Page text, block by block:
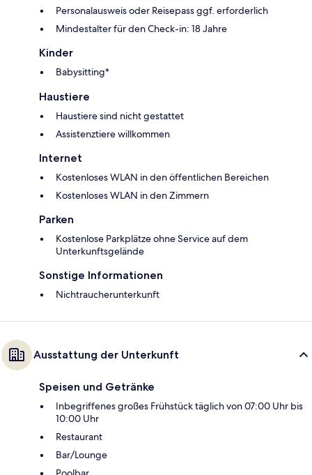
Personalausweis oder Reisepass ggf. erforderlich
Mindestalter für den Check-in: 18 Jahre
Kinder
Babysitting*
Haustiere
Haustiere sind nicht gestattet
Assistenztiere willkommen
Internet
Kostenloses WLAN in den öffentlichen Bereichen
Kostenloses WLAN in den Zimmern
Parken
Kostenlose Parkplätze ohne Service auf dem
Unterkunftsgelände
Sonstige Informationen
Nichtraucherunterkunft
Ausstattung der Unterkunft
Speisen und Getränke
Inbegriffenes großes Frühstück täglich von 07:00 Uhr bis
10:00 Uhr
Restaurant
Bar/Lounge